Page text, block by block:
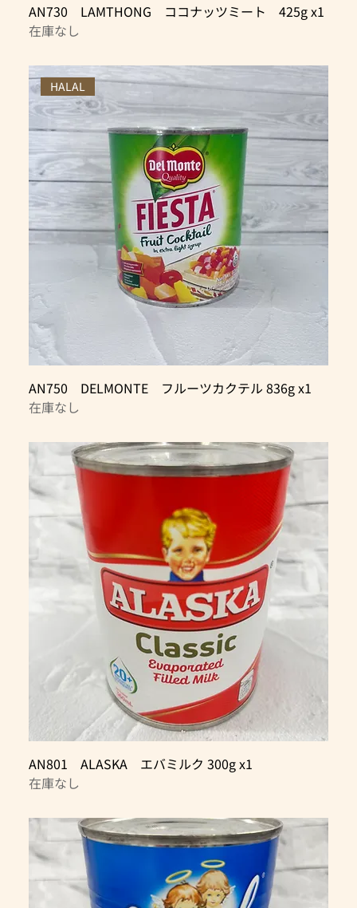
AN730 LAMTHONG ココナッツミート 425g x1
在庫なし
HALAL
AN750 DELMONTE フルーツカクテル 836g x1
在庫なし
AN801 ALASKA エバミルク 300g x1
在庫なし